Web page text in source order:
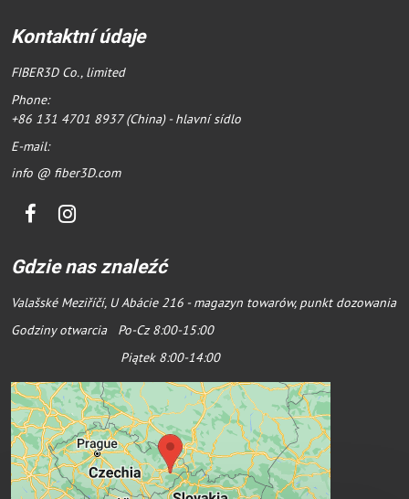
Kontaktní údaje
FIBER3D Co., limited
Phone:
+86 131 4701 8937 (China) - hlavní sídlo
E-mail:
info @ fiber3D.com
FacebookInstagram
Gdzie nas znaleźć
Valašské Meziříčí, U Abácie 216 - magazyn towarów, punkt dozowania
Godziny otwarcia Po-Cz 8:00-15:00
Piątek 8:00-14:00